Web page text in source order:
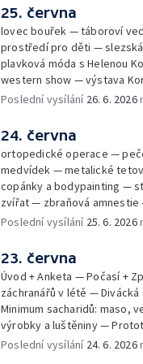
25. června
lovec bouřek — táboroví
prostředí pro děti —
plavková móda s Helenou
western show — výstava
mladý lezecký fenomén
Poslední vysílání 26. 6. 2026
24. června
ortopedické operace —
medvídek — metalické
copánky a bodypainting —
zvířat — zbraňová amnestie
mikrofotografií rostlin —
Poslední vysílání 25. 6. 2026
23. června
Úvod + Anketa — Počasí +
záchranářů v létě —
Minimum sacharidů: maso,
výrobky a luštěniny —
vložky do bot pro běžce —
Poslední vysílání 24. 6. 2026